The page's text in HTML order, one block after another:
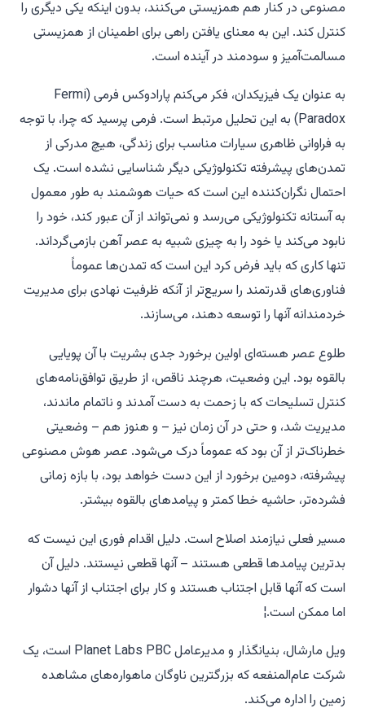
مصنوعی در کنار هم همزیستی می‌کنند، بدون اینکه یکی دیگری را
کنترل کند. این به معنای یافتن راهی برای اطمینان از همزیستی
مسالمت‌آمیز و سودمند در آینده است.
به عنوان یک فیزیکدان، فکر می‌کنم پارادوکس فرمی (Fermi
Paradox) به این تحلیل مرتبط است. فرمی پرسید که چرا، با توجه
به فراوانی ظاهری سیارات مناسب برای زندگی، هیچ مدرکی از
تمدن‌های پیشرفته تکنولوژیکی دیگر شناسایی نشده است. یک
احتمال نگران‌کننده این است که حیات هوشمند به طور معمول
به آستانه تکنولوژیکی می‌رسد و نمی‌تواند از آن عبور کند، خود را
نابود می‌کند یا خود را به چیزی شبیه به عصر آهن بازمی‌گرداند.
تنها کاری که باید فرض کرد این است که تمدن‌ها عموماً
فناوری‌های قدرتمند را سریع‌تر از آنکه ظرفیت نهادی برای مدیریت
خردمندانه آنها را توسعه دهند، می‌سازند.
طلوع عصر هسته‌ای اولین برخورد جدی بشریت با آن پویایی
بالقوه بود. این وضعیت، هرچند ناقص، از طریق توافق‌نامه‌های
کنترل تسلیحات که با زحمت به دست آمدند و ناتمام ماندند،
مدیریت شد، و حتی در آن زمان نیز – و هنوز هم – وضعیتی
خطرناک‌تر از آن بود که عموماً درک می‌شود. عصر هوش مصنوعی
پیشرفته، دومین برخورد از این دست خواهد بود، با بازه زمانی
فشرده‌تر، حاشیه خطا کمتر و پیامدهای بالقوه بیشتر.
مسیر فعلی نیازمند اصلاح است. دلیل اقدام فوری این نیست که
بدترین پیامدها قطعی هستند – آنها قطعی نیستند. دلیل آن
است که آنها قابل اجتناب هستند و کار برای اجتناب از آنها دشوار
اما ممکن است.¦
ویل مارشال، بنیانگذار و مدیرعامل Planet Labs PBC است، یک
شرکت عام‌المنفعه که بزرگترین ناوگان ماهواره‌های مشاهده
زمین را اداره می‌کند.